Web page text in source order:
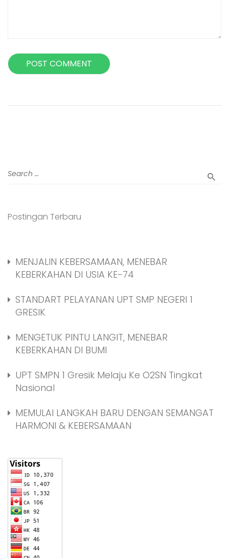
Postingan Terbaru
MENJALIN KEBERSAMAAN, MENEBAR
KEBERKAHAN DI USIA KE-74
STANDART PELAYANAN UPT SMP NEGERI 1
GRESIK
MENGETUK PINTU LANGIT, MENEBAR
KEBERKAHAN DI BUMI
UPT SMPN 1 Gresik Melaju Ke O2SN Tingkat
Nasional
MEMULAI LANGKAH BARU DENGAN SEMANGAT
HARMONI & KEBERSAMAAN